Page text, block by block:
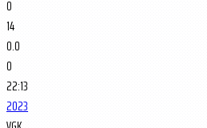
0
14
0.0
0
22:13
2023